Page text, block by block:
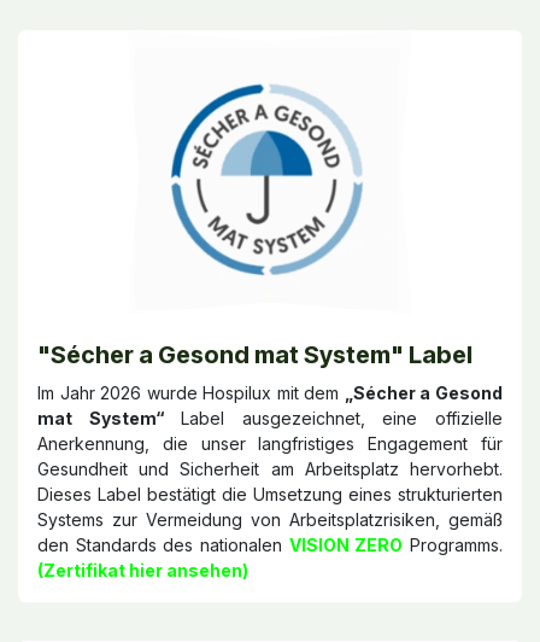
"Sécher a Gesond mat System" Label
Im Jahr 2026 wurde Hospilux mit dem
„Sécher a Gesond
mat System“Label ausgezeichnet, eine offizielle
Anerkennung, die unser langfristiges Engagement für
Gesundheit und Sicherheit am Arbeitsplatz hervorhebt.
Dieses Label bestätigt die Umsetzung eines strukturierten
Systems zur Vermeidung von Arbeitsplatzrisiken, gemäß
den Standards des nationalen VISION ZERO Programms.
(Zertifikat hier ansehen)